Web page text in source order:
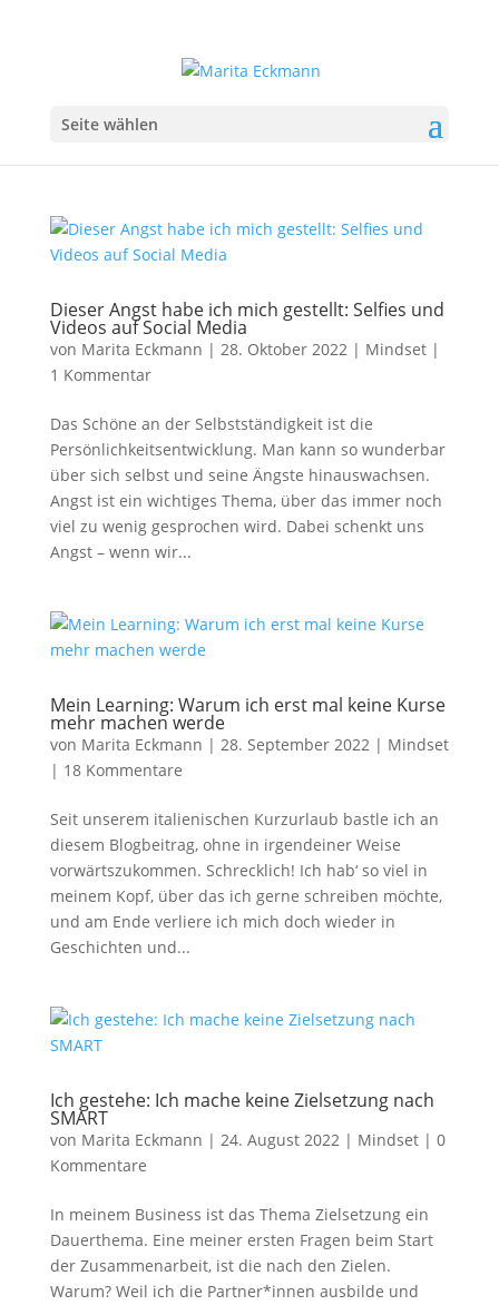
Seite wählen
Dieser Angst habe ich mich gestellt: Selfies und
Videos auf Social Media
von Marita Eckmann | 28. Oktober 2022| Mindset|
1 Kommentar
Das Schöne an der Selbstständigkeit ist die
Persönlichkeitsentwicklung. Man kann so wunderbar
über sich selbst und seine Ängste hinauswachsen.
Angst ist ein wichtiges Thema, über das immer noch
viel zu wenig gesprochen wird. Dabei schenkt uns
Angst – wenn wir...
Mein Learning: Warum ich erst mal keine Kurse
mehr machen werde
von Marita Eckmann | 28. September 2022| Mindset
| 18 Kommentare
Seit unserem italienischen Kurzurlaub bastle ich an
diesem Blogbeitrag, ohne in irgendeiner Weise
vorwärtszukommen. Schrecklich! Ich hab‘ so viel in
meinem Kopf, über das ich gerne schreiben möchte,
und am Ende verliere ich mich doch wieder in
Geschichten und...
Ich gestehe: Ich mache keine Zielsetzung nach
SMART
von Marita Eckmann | 24. August 2022| Mindset| 0
Kommentare
In meinem Business ist das Thema Zielsetzung ein
Dauerthema. Eine meiner ersten Fragen beim Start
der Zusammenarbeit, ist die nach den Zielen.
Warum? Weil ich die Partner*innen ausbilde und